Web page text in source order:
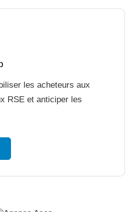
les acheteurs aux
RSE et anticiper les